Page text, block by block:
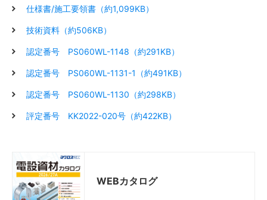
仕様書/施工要領書（約1,099KB）
技術資料（約506KB）
認定番号 PS060WL-1148（約291KB）
認定番号 PS060WL-1131-1（約491KB）
認定番号 PS060WL-1130（約298KB）
評定番号 KK2022-020号（約422KB）
WEBカタログ